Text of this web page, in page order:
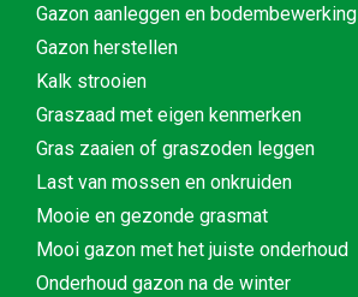
Gazon aanleggen en bodembewerking
Gazon herstellen
Kalk strooien
Graszaad met eigen kenmerken
Gras zaaien of graszoden leggen
Last van mossen en onkruiden
Mooie en gezonde grasmat
Mooi gazon met het juiste onderhoud
Onderhoud gazon na de winter